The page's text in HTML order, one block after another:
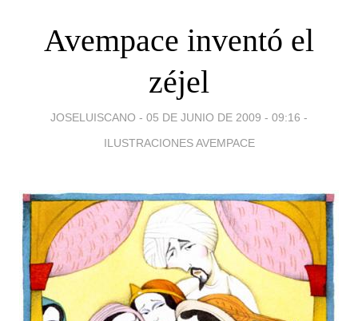
Avempace inventó el
zéjel
JOSELUISCANO - 05 DE JUNIO DE 2009 - 09:16 -
ILUSTRACIONES AVEMPACE